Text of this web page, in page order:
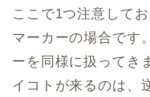
ここで1つ注意して
マーカーの場合です
ーを同様に扱ってき
イコトが来るのは、